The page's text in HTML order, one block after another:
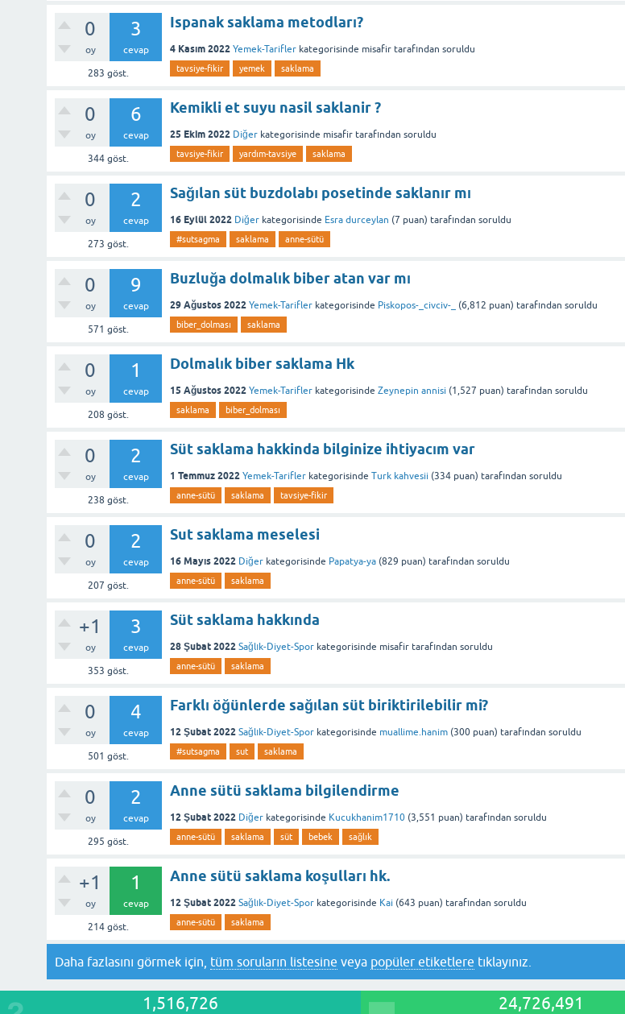
0
oy
3
cevap
283 göst.
Ispanak saklama metodları?
4 Kasım 2022 Yemek-Tarifler kategorisinde misafir tarafından soruldu
tavsiye-fikir yemek saklama
0
oy
6
cevap
344 göst.
Kemikli et suyu nasil saklanir ?
25 Ekim 2022 Diğer kategorisinde misafir tarafından soruldu
tavsiye-fikir yardım-tavsiye saklama
0
oy
2
cevap
273 göst.
Sağılan süt buzdolabı posetinde saklanır mı
16 Eylül 2022 Diğer kategorisinde Esra durceylan (7 puan) tarafından soruldu
#sutsagma saklama anne-sütü
0
oy
9
cevap
571 göst.
Buzluğa dolmalık biber atan var mı
29 Ağustos 2022 Yemek-Tarifler kategorisinde Piskopos-_civciv-_ (6,812 puan) tarafından soruldu
biber_dolması saklama
0
oy
1
cevap
208 göst.
Dolmalık biber saklama Hk
15 Ağustos 2022 Yemek-Tarifler kategorisinde Zeynepin annisi (1,527 puan) tarafından soruldu
saklama biber_dolması
0
oy
2
cevap
238 göst.
Süt saklama hakkinda bilginize ihtiyacım var
1 Temmuz 2022 Yemek-Tarifler kategorisinde Turk kahvesii (334 puan) tarafından soruldu
anne-sütü saklama tavsiye-fikir
0
oy
2
cevap
207 göst.
Sut saklama meselesi
16 Mayıs 2022 Diğer kategorisinde Papatya-ya (829 puan) tarafından soruldu
anne-sütü saklama
+1
oy
3
cevap
353 göst.
Süt saklama hakkında
28 Şubat 2022 Sağlık-Diyet-Spor kategorisinde misafir tarafından soruldu
anne-sütü saklama
0
oy
4
cevap
501 göst.
Farklı öğünlerde sağılan süt biriktirilebilir mi?
12 Şubat 2022 Sağlık-Diyet-Spor kategorisinde muallime.hanim (300 puan) tarafından soruldu
#sutsagma sut saklama
0
oy
2
cevap
295 göst.
Anne sütü saklama bilgilendirme
12 Şubat 2022 Diğer kategorisinde Kucukhanim1710 (3,551 puan) tarafından soruldu
anne-sütü saklama süt bebek sağlık
+1
oy
1
cevap
214 göst.
Anne sütü saklama koşulları hk.
12 Şubat 2022 Sağlık-Diyet-Spor kategorisinde Kai (643 puan) tarafından soruldu
anne-sütü saklama
Daha fazlasını görmek için, tüm soruların listesine veya popüler etiketlere tıklayınız.
1,516,726 24,726,491